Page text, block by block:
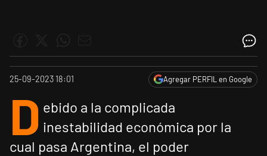
25-09-2023 18:01 Agregar PERFIL en Google
D ebido a la complicada
inestabilidad económica por la
cual pasa Argentina, el poder